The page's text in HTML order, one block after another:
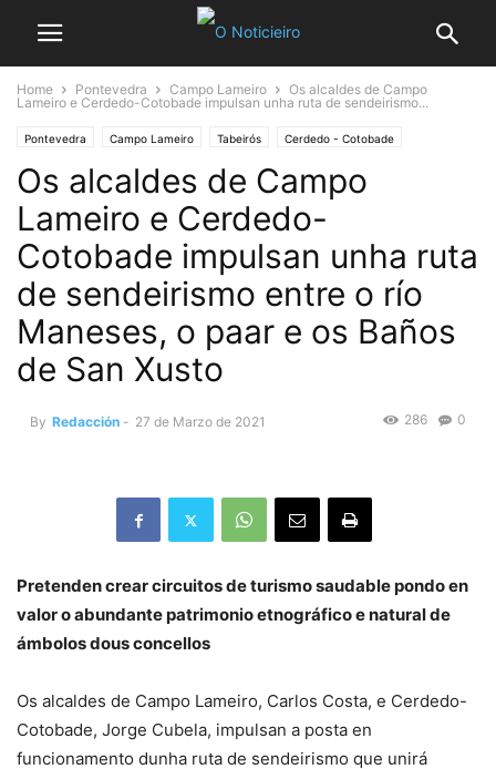
Home Pontevedra Campo Lameiro
Os alcaldes de Campo
Lameiro e Cerdedo-Cotobade impulsan unha ruta de sendeirismo...
Pontevedra Campo Lameiro Tabeirós Cerdedo - Cotobade
Os alcaldes de Campo
Lameiro e Cerdedo-
Cotobade impulsan unha ruta
de sendeirismo entre o río
Maneses, o paar e os Baños
de San Xusto
By Redacción - 27 de Marzo de 2021 0
286
Pretenden crear circuitos de turismo saudable pondo en
valor o abundante patrimonio etnográfico e natural de
ámbolos dous concellos
Os alcaldes de Campo Lameiro, Carlos Costa, e Cerdedo-
Cotobade, Jorge Cubela, impulsan a posta en
funcionamento dunha ruta de sendeirismo que unirá